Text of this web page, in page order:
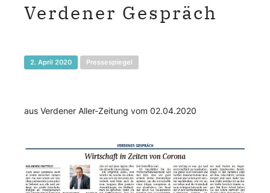
Verdener Gespräch
2. April 2020 Pressespiegel
aus Verdener Aller-Zeitung vom 02.04.2020